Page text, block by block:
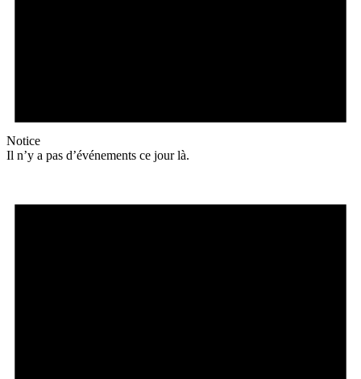
Notice
Il n’y a pas d’événements ce jour là.